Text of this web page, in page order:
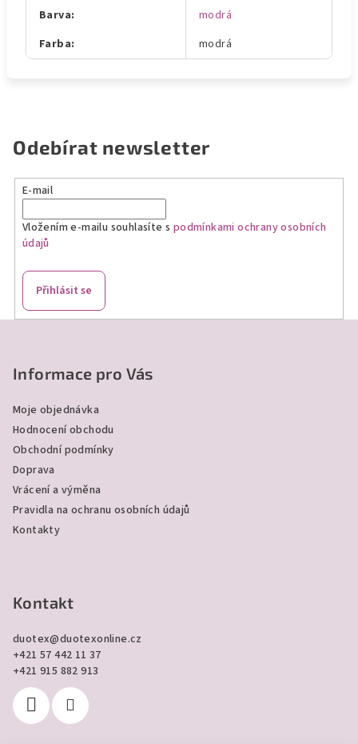
Barva:
modrá
Farba: modrá
Odebírat newsletter
E-mail
Vložením e-mailu souhlasíte s podmínkami ochrany osobních
údajů
Přihlásit se
Informace pro Vás
Moje objednávka
Hodnocení obchodu
Obchodní podmínky
Doprava
Vrácení a výměna
Pravidla na ochranu osobních údajů
Kontakty
Kontakt
duotex@duotexonline.cz
+421 57 442 11 37
+421 915 882 913